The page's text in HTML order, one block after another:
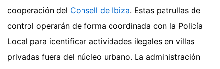
cooperación del Consell de Ibiza. Estas patrullas de
control operarán de forma coordinada con la Policía
Local para identificar actividades ilegales en villas
privadas fuera del núcleo urbano. La administración